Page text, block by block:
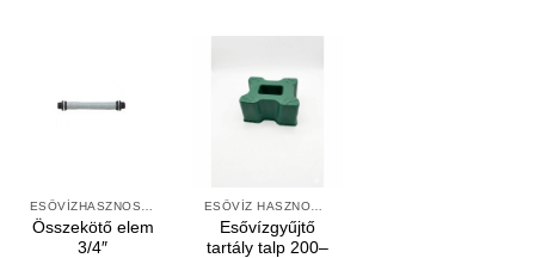
ESŐVÍZHASZNOSÍTÁS FELSZÍNI
Összekötő elem
3/4″
ESŐVÍZ HASZNOSÍTÁS
Esővízgyűjtő
tartály talp 200–